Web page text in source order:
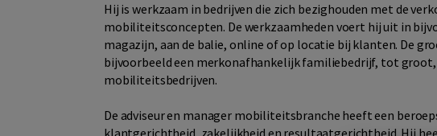
Hij is werkzaam in bedrijven die zich bezighouden met de
mobiliteitsconcepten. De werkzaamheden voert hij uit in
magazijn, aan de balie, online of op locatie bij klanten. De
bijvoorbeeld een merkonafhankelijk familiebedrijf, tot
mobiliteitsbedrijven.
De adviseur en manager mobiliteitsbranche heeft een
klantgerichtheid, zakelijkheid en resultaatgerichtheid. Hij